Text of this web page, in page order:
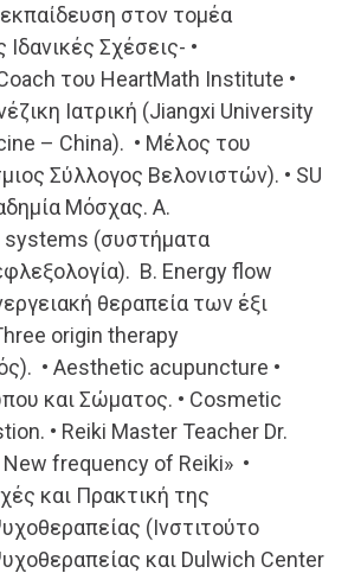
εκπαίδευση στον τομέα
Σχέσεις- •
του HeartMath Institute •
Ιατρική (Jiangxi University
– China). • Μέλος του
Σύλλογος Βελονιστών). • SU
Μόσχας. A.
systems (συστήματα
B. Energy flow
θεραπεία των έξι
origin therapy
• Aesthetic acupuncture •
και Σώματος. • Cosmetic
• Reiki Master Teacher Dr.
New frequency of Reiki» •
και Πρακτική της
(Ινστιτούτο
και Dulwich Center